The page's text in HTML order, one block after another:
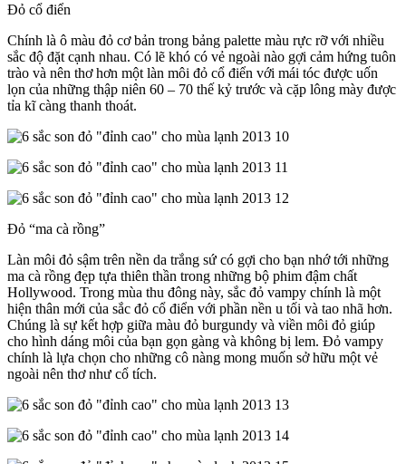
Đỏ cổ điển
Chính là ô màu đỏ cơ bản trong bảng palette màu rực rỡ với nhiều
sắc độ đặt cạnh nhau. Có lẽ khó có vẻ ngoài nào gợi cảm hứng tuôn
trào và nên thơ hơn một làn môi đỏ cổ điển với mái tóc được uốn
lọn của những thập niên 60 – 70 thế kỷ trước và cặp lông mày được
tỉa kĩ càng thanh thoát.
Đỏ “ma cà rồng”
Làn môi đỏ sậm trên nền da trắng sứ có gợi cho bạn nhớ tới những
ma cà rồng đẹp tựa thiên thần trong những bộ phim đậm chất
Hollywood. Trong mùa thu đông này, sắc đỏ vampy chính là một
hiện thân mới của sắc đỏ cổ điển với phần nền u tối và tao nhã hơn.
Chúng là sự kết hợp giữa màu đỏ burgundy và viền môi đỏ giúp
cho hình dáng môi của bạn gọn gàng và không bị lem. Đỏ vampy
chính là lựa chọn cho những cô nàng mong muốn sở hữu một vẻ
ngoài nên thơ như cổ tích.